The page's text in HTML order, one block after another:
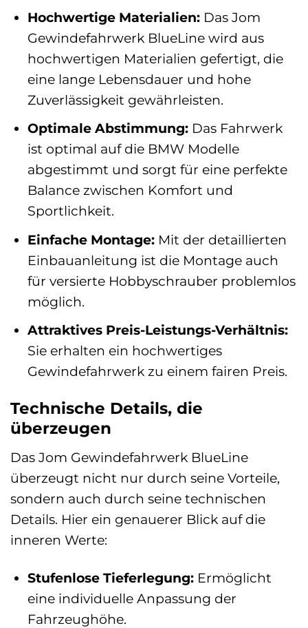
Hochwertige Materialien:Das Jom
Gewindefahrwerk BlueLine wird aus
hochwertigen Materialien gefertigt, die
eine lange Lebensdauer und hohe
Zuverlässigkeit gewährleisten.
Optimale Abstimmung:Das Fahrwerk
ist optimal auf die BMW Modelle
abgestimmt und sorgt für eine perfekte
Balance zwischen Komfort und
Sportlichkeit.
Einfache Montage:Mit der detaillierten
Einbauanleitung ist die Montage auch
für versierte Hobbyschrauber problemlos
möglich.
Attraktives Preis-Leistungs-Verhältnis:
Sie erhalten ein hochwertiges
Gewindefahrwerk zu einem fairen Preis.
Technische Details, die
überzeugen
Das Jom Gewindefahrwerk BlueLine
überzeugt nicht nur durch seine Vorteile,
sondern auch durch seine technischen
Details. Hier ein genauerer Blick auf die
inneren Werte:
Stufenlose Tieferlegung:Ermöglicht
eine individuelle Anpassung der
Fahrzeughöhe.